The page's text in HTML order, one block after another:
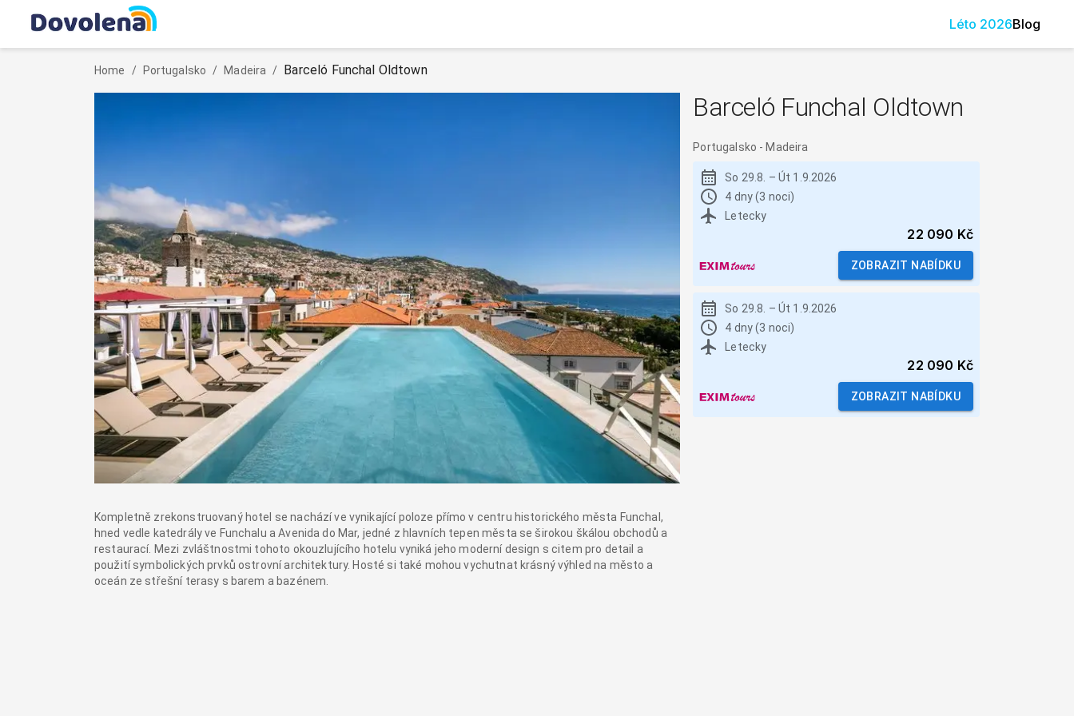
Léto 2026Blog
Home / Portugalsko / Madeira / Barceló Funchal Oldtown
Kompletně zrekonstruovaný hotel se nachází ve vynikající poloze přímo v centru historického města Funchal,
hned vedle katedrály ve Funchalu a Avenida do Mar, jedné z hlavních tepen města se širokou škálou obchodů a
restaurací. Mezi zvláštnostmi tohoto okouzlujícího hotelu vyniká jeho moderní design s citem pro detail a
použití symbolických prvků ostrovní architektury. Hosté si také mohou vychutnat krásný výhled na město a
oceán ze střešní terasy s barem a bazénem.
Barceló Funchal Oldtown
Portugalsko - Madeira
So 29.8. – Út 1.9.2026
4 dny (3 noci)
Letecky
22 090 Kč
ZOBRAZIT NABÍDKU
So 29.8. – Út 1.9.2026
4 dny (3 noci)
Letecky
22 090 Kč
ZOBRAZIT NABÍDKU